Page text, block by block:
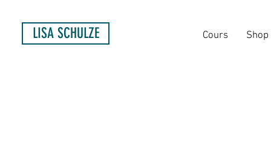
Cours Shop
LISA SCHULZE